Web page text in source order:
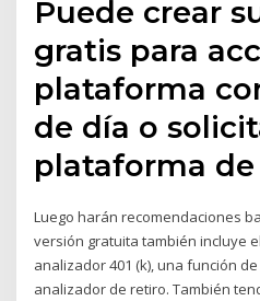
Puede crear
gratis para
plataforma
de día o
plataforma
Luego harán recomendaciones
versión gratuita también incluye
analizador 401 (k), una función
analizador de retiro. También